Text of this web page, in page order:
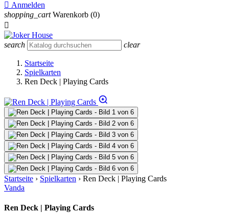
 Anmelden
shopping_cart Warenkorb (0)

search clear
Startseite
Spielkarten
Ren Deck | Playing Cards
Startseite › Spielkarten › Ren Deck | Playing Cards
Vanda
Ren Deck | Playing Cards